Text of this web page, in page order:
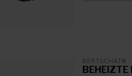
BERTSCHAT®
BEHEIZTE